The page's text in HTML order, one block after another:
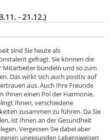
- 21.12.)
sind Sie heute als
gefragt. Sie können die
Mitarbeiter bündeln und so zum
Das wirkt sich auch positiv auf
aus. Auch Ihre Freunde
Ihnen einen Pol der Harmonie,
Ihnen, verschiedene
zusammen zu führen. Da Sie
ist Ihnen an der Gesundheit
Vergessen Sie dabei aber
ungesunden Lebensweisen